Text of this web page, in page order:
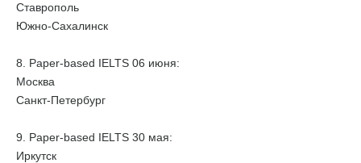
Ставрополь
Южно-Сахалинск
8. Paper-based IELTS 06 июня:
Москва
Санкт-Петербург
9. Paper-based IELTS 30 мая:
Иркутск